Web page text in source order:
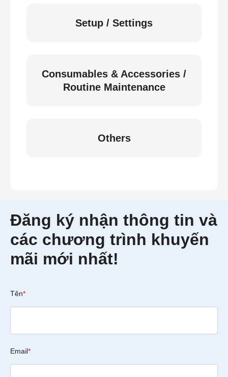
Setup / Settings
Consumables & Accessories /
Routine Maintenance
Others
Đăng ký nhận thông tin và
các chương trình khuyến
mãi mới nhất!
Tên*
Email*